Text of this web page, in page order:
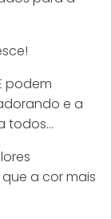
podem
e a
todos…
a cor mais